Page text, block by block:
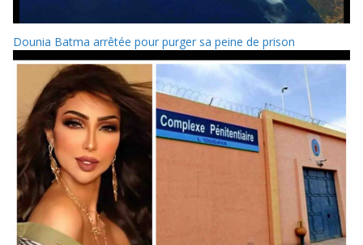
Dounia Batma arrêtée pour purger sa peine de prison